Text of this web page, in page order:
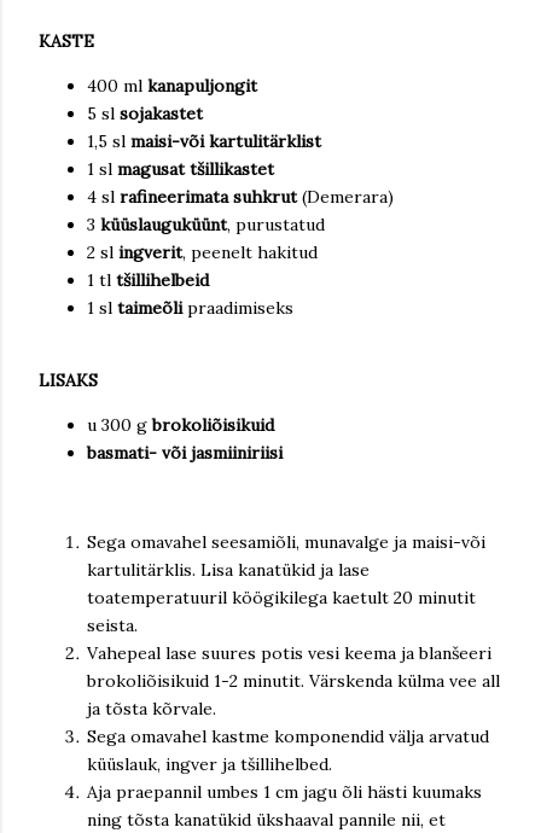
KASTE
400 ml kanapuljongit
5 sl sojakastet
1,5 sl maisi-või kartulitärklist
1 sl magusat tšillikastet
4 sl rafineerimata suhkrut(Demerara)
3 küüslauguküünt, purustatud
2 sl ingverit, peenelt hakitud
1 tl tšillihelbeid
1 sl taimeõlipraadimiseks
LISAKS
u 300 gbrokoliõisikuid
basmati- või jasmiiniriisi
Sega omavahel seesamiõli, munavalge ja maisi-või
kartulitärklis. Lisa kanatükid ja lase
toatemperatuuril köögikilega kaetult 20 minutit
seista.
Vahepeal lase suures potis vesi keema ja blanšeeri
brokoliõisikuid 1-2 minutit. Värskenda külma vee all
ja tõsta kõrvale.
Sega omavahel kastme komponendid välja arvatud
küüslauk, ingver ja tšillihelbed.
Aja praepannil umbes 1 cm jagu õli hästi kuumaks
ning tõsta kanatükid ükshaaval pannile nii, et